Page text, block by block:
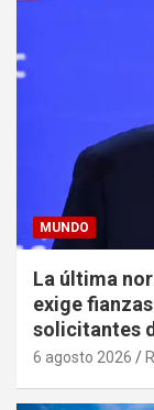
MUNDO
La última
exige
solicitantes
6 agosto 2026